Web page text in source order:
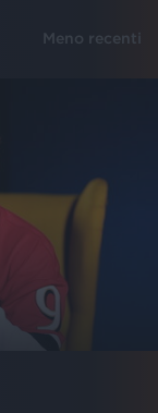
Meno recenti